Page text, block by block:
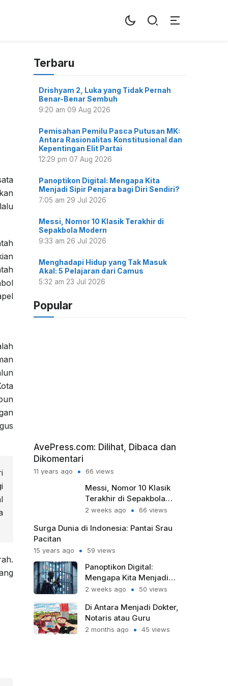
Terbaru
Drishyam 2, Luka yang Tidak Pernah
Benar-Benar Sembuh
9:20 am 09 Aug 2026
Pemisahan Pemilu Pasca Putusan MK:
Antara Rasionalitas Konstitusional dan
Kepentingan Elit Partai
12:29 pm 07 Aug 2026
Panoptikon Digital: Mengapa Kita
Menjadi Sipir Penjara bagi Diri Sendiri?
7:05 am 29 Jul 2026
Messi, Nomor 10 Klasik Terakhir di
Sepakbola Modern
9:33 am 26 Jul 2026
Menghadapi Hidup yang Tak Masuk
Akal: 5 Pelajaran dari Camus
5:32 am 23 Jul 2026
Popular
AvePress.com: Dilihat, Dibaca dan
Dikomentari
11 years ago 66 views
Messi, Nomor 10 Klasik
Terakhir di Sepakbola
Modern
2 weeks ago 66 views
Surga Dunia di Indonesia: Pantai Srau
Pacitan
15 years ago 59 views
Panoptikon Digital:
Mengapa Kita Menjadi
Sipir Penjara bagi Diri
2 weeks ago 50 views
Di Antara Menjadi Dokter,
Notaris atau Guru
2 months ago 45 views